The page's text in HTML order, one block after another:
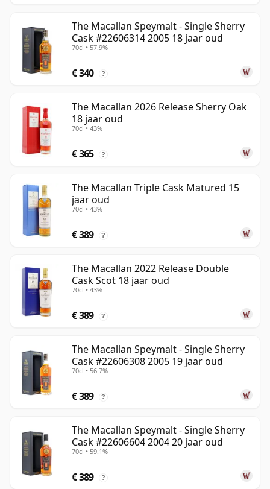
The Macallan Speymalt - Single Sherry
Cask #22606314 2005 18 jaar oud
70cl • 57.9%
€ 340 ?
The Macallan 2026 Release Sherry Oak
18 jaar oud
70cl • 43%
€ 365 ?
The Macallan Triple Cask Matured 15
jaar oud
70cl • 43%
€ 389 ?
The Macallan 2022 Release Double
Cask Scot 18 jaar oud
70cl • 43%
€ 389 ?
The Macallan Speymalt - Single Sherry
Cask #22606308 2005 19 jaar oud
70cl • 56.7%
€ 389 ?
The Macallan Speymalt - Single Sherry
Cask #22606604 2004 20 jaar oud
70cl • 59.1%
€ 389 ?